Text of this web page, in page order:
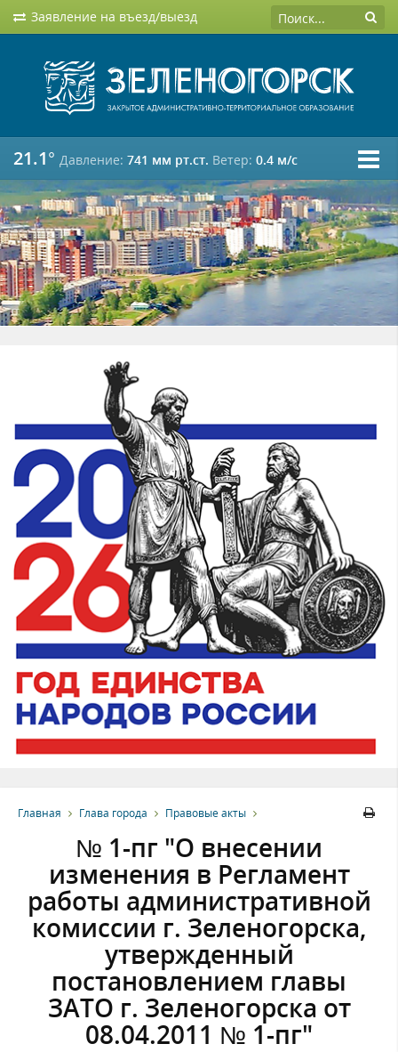
Заявление на въезд/выезд
21.1° Давление: 741 мм рт.ст. Ветер: 0.4 м/c
Главная Глава города Правовые акты
№ 1-пг "О внесении
изменения в Регламент
работы административной
комиссии г. Зеленогорска,
утвержденный
постановлением главы
ЗАТО г. Зеленогорска от
08.04.2011 № 1-пг"